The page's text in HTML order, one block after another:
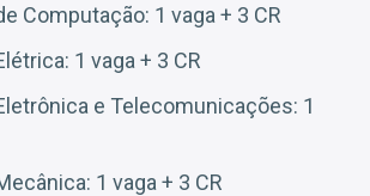
Computação: 1 vaga + 3 CR
1 vaga + 3 CR
e Telecomunicações: 1
1 vaga + 3 CR